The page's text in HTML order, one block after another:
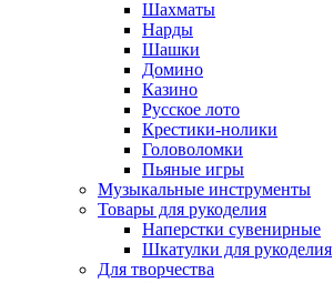
Шахматы
Нарды
Шашки
Домино
Казино
Русское лото
Крестики-нолики
Головоломки
Пьяные игры
Музыкальные инструменты
Товары для рукоделия
Наперстки сувенирные
Шкатулки для рукоделия
Для творчества